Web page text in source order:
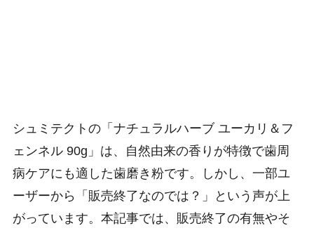
シュミテクトの「ナチュラルハーブ ユーカリ＆フ
ェンネル 90g」は、自然由来の香りが特徴で歯周
病ケアにも適した歯磨き粉です。しかし、一部ユ
ーザーから「販売終了なのでは？」という声が上
がっています。本記事では、販売終了の有無やそ